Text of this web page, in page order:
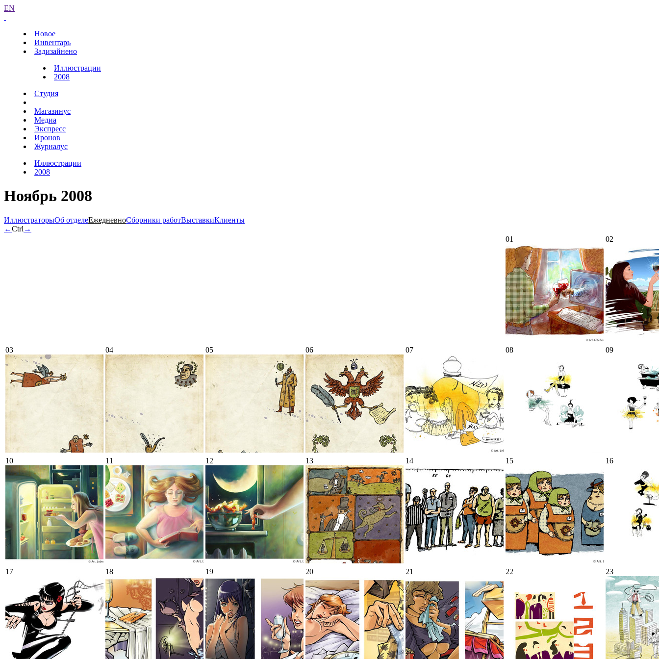
EN
Новое
Инвентарь
Задизайнено
Иллюстрации
2008
Студия
Магазинус
Медиа
Экспресс
Иронов
Журналус
Иллюстрации
2008
Ноябрь 2008
ИллюстраторыОб отделеЕжедневноСборники работВыставкиКлиенты
←Ctrl →
01
02
03 04 05 06 07 08 09
10 11 12 13 14 15 16
17 18 19 20 21 22 23